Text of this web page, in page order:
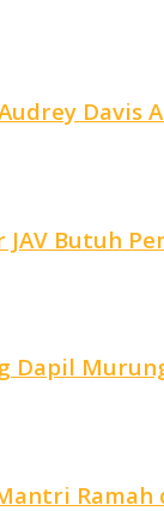
Davis
Butuh
Dapil